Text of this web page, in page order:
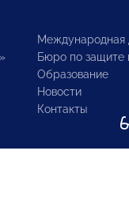
Международная
Бюро по защите
Образование
Новости
Контакты